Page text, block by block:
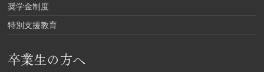
奨学金制度
特別支援教育
卒業生の方へ